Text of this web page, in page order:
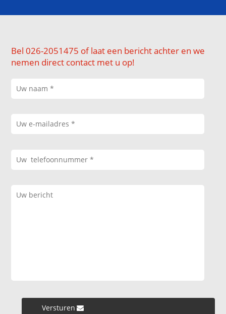
Bel 026-2051475 of laat een bericht achter en we
nemen direct contact met u op!
Versturen »